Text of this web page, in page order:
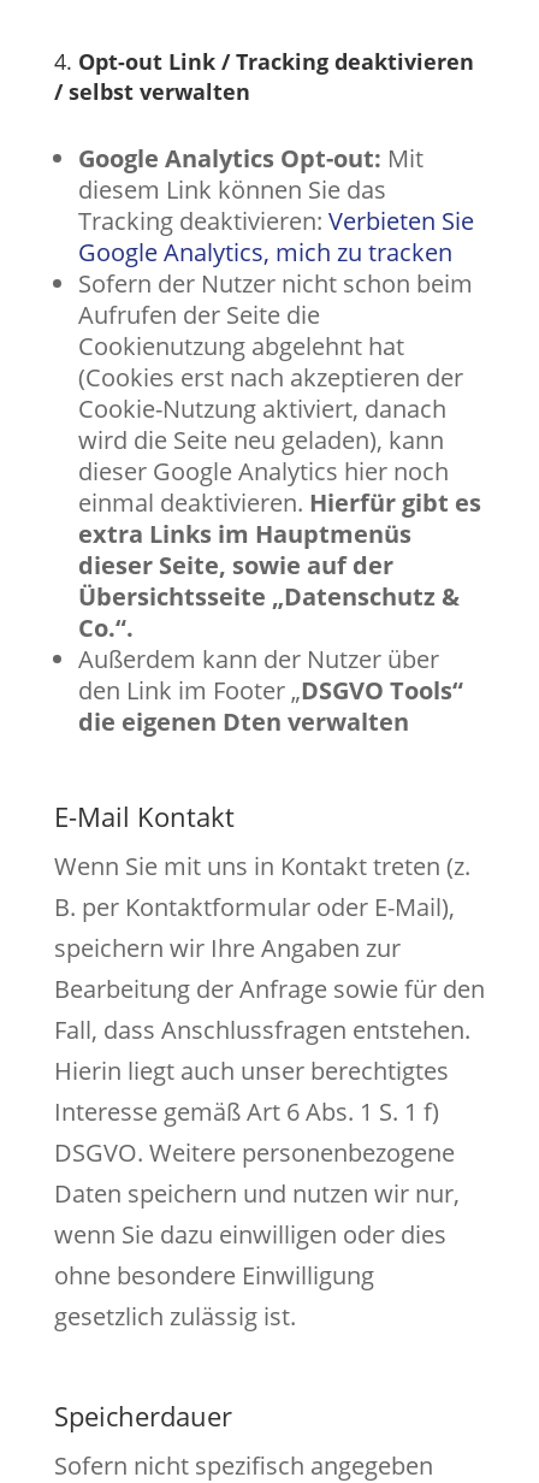
4. Opt-out Link / Tracking deaktivieren
/ selbst verwalten
Google Analytics Opt-out: Mit
diesem Link können Sie das
Tracking deaktivieren: Verbieten Sie
Google Analytics, mich zu tracken
Sofern der Nutzer nicht schon beim
Aufrufen der Seite die
Cookienutzung abgelehnt hat
(Cookies erst nach akzeptieren der
Cookie-Nutzung aktiviert, danach
wird die Seite neu geladen), kann
dieser Google Analytics hier noch
einmal deaktivieren. Hierfür gibt es
extra Links im Hauptmenüs
dieser Seite, sowie auf der
Übersichtsseite „Datenschutz &
Co.“.
Außerdem kann der Nutzer über
den Link im Footer „DSGVO Tools“
die eigenen Dten verwalten
E-Mail Kontakt
Wenn Sie mit uns in Kontakt treten (z.
B. per Kontaktformular oder E-Mail),
speichern wir Ihre Angaben zur
Bearbeitung der Anfrage sowie für den
Fall, dass Anschlussfragen entstehen.
Hierin liegt auch unser berechtigtes
Interesse gemäß Art 6 Abs. 1 S. 1 f)
DSGVO. Weitere personenbezogene
Daten speichern und nutzen wir nur,
wenn Sie dazu einwilligen oder dies
ohne besondere Einwilligung
gesetzlich zulässig ist.
Speicherdauer
Sofern nicht spezifisch angegeben